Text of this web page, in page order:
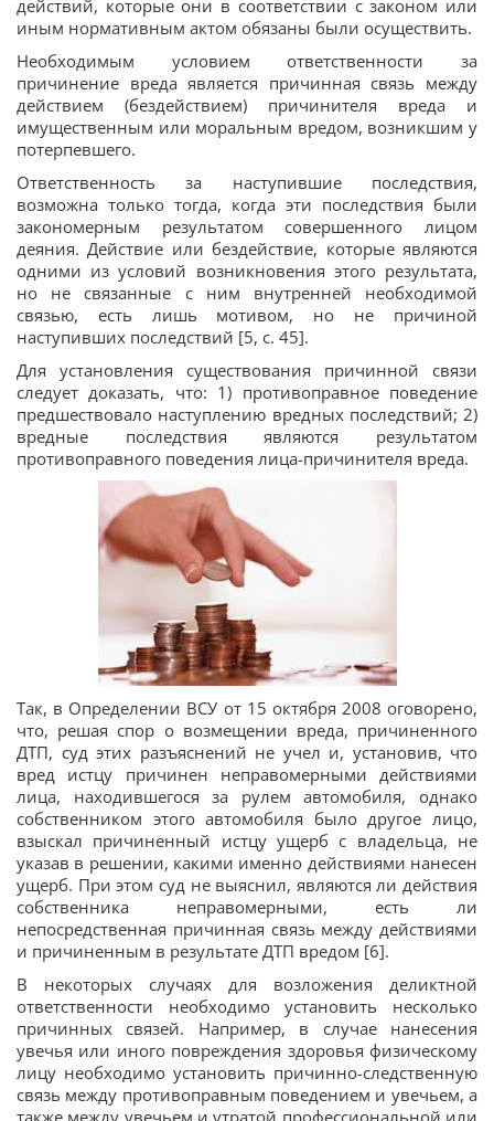
действий, которые они в соответствии с законом или
иным нормативным актом обязаны были осуществить.
Необходимым условием ответственности за
причинение вреда является причинная связь между
действием (бездействием) причинителя вреда и
имущественным или моральным вредом, возникшим у
потерпевшего.
Ответственность за наступившие последствия,
возможна только тогда, когда эти последствия были
закономерным результатом совершенного лицом
деяния. Действие или бездействие, которые являются
одними из условий возникновения этого результата,
но не связанные с ним внутренней необходимой
связью, есть лишь мотивом, но не причиной
наступивших последствий [5, с. 45].
Для установления существования причинной связи
следует доказать, что: 1) противоправное поведение
предшествовало наступлению вредных последствий; 2)
вредные последствия являются результатом
противоправного поведения лица-причинителя вреда.
Так, в Определении ВСУ от 15 октября 2008 оговорено,
что, решая спор о возмещении вреда, причиненного
ДТП, суд этих разъяснений не учел и, установив, что
вред истцу причинен неправомерными действиями
лица, находившегося за рулем автомобиля, однако
собственником этого автомобиля было другое лицо,
взыскал причиненный истцу ущерб с владельца, не
указав в решении, какими именно действиями нанесен
ущерб. При этом суд не выяснил, являются ли действия
собственника неправомерными, есть ли
непосредственная причинная связь между действиями
и причиненным в результате ДТП вредом [6].
В некоторых случаях для возложения деликтной
ответственности необходимо установить несколько
причинных связей. Например, в случае нанесения
увечья или иного повреждения здоровья физическому
лицу необходимо установить причинно-следственную
связь между противоправным поведением и увечьем, а
также между увечьем и утратой профессиональной или